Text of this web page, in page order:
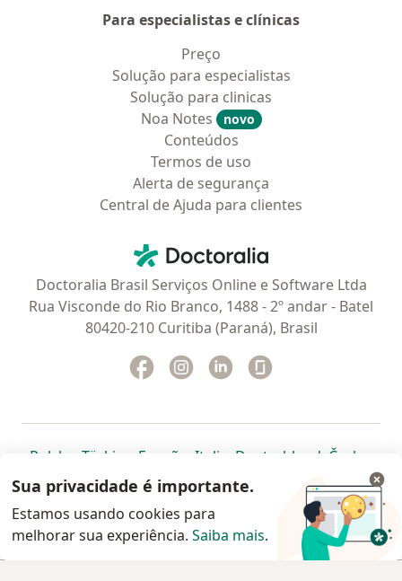
Para especialistas e clínicas
Preço
Solução para especialistas
Solução para clinicas
Noa Notes
novo
Conteúdos
Termos de uso
Alerta de segurança
Central de Ajuda para clientes
Doctoralia - Homepage
Doctoralia Brasil Serviços Online e Software Ltda
Rua Visconde do Rio Branco, 1488 - 2º andar - Batel
80420-210 Curitiba (Paraná), Brasil
Facebook
abre num novo separador
Instagram
abre num novo separador
Linkedin
abre num novo
Polska abre num novo separador
Türkiye abre num novo separador
España abre num novo separador
Italia abre num novo
Deutschlandabre num
Česko
Portugal abre num novo separador
, México abre num novo separador
, abre num novo separador
Brasil abre num novoabre num
abre
Colombia abre num novo
www.doctoralia.com.br © 2026 - Agende agora sua
Sua privacidade é importante.
Estamos usando cookies para
melhorar sua experiência. Saiba mais.